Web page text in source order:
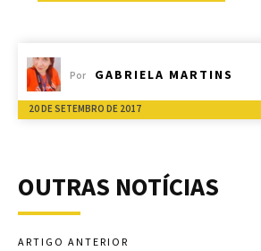
Por GABRIELA MARTINS
20 DE SETEMBRO DE 2017
OUTRAS NOTÍCIAS
ARTIGO ANTERIOR